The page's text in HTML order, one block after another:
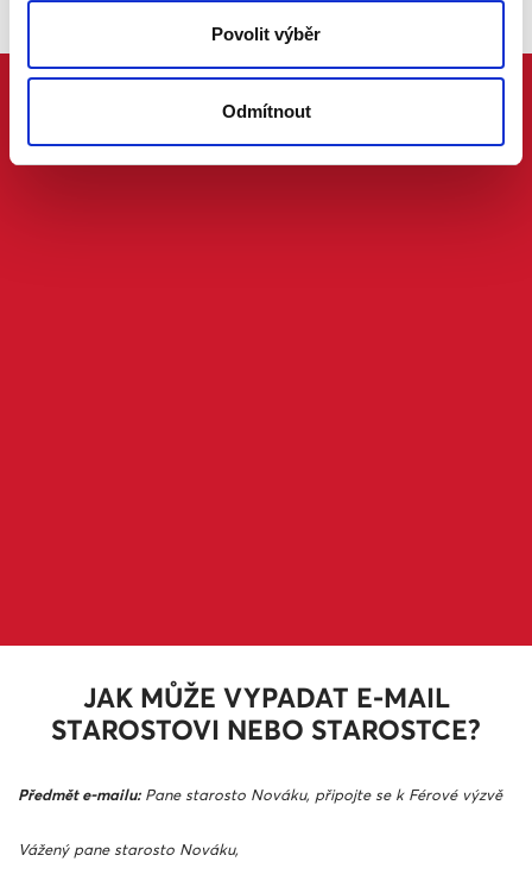
Povolit výběr
Odmítnout
JAK MŮŽE VYPADAT E-MAIL
STAROSTOVI NEBO STAROSTCE?
Předmět e-mailu:Pane starosto Nováku, připojte se k Férové výzvě
Vážený pane starosto Nováku,